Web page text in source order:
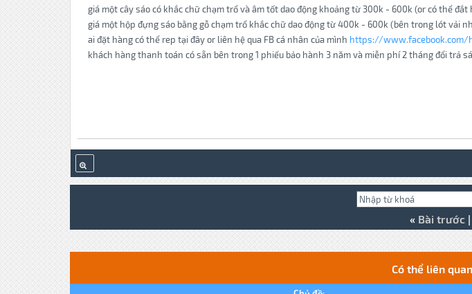
giá một cây sáo có khắc chữ chạm trổ và âm tốt dao động khoảng từ 300k - 600k (or có thể
giá một hộp đựng sáo bằng gỗ chạm trổ khắc chữ dao động từ 400k - 600k (bên trong lót vải
ai đặt hàng có thể rep tại đây or liên hệ qua FB cá nhân của mình https://www.facebook.com/
khách hàng thanh toán có sẵn bên trong 1 phiếu bảo hành 3 năm và miễn phí 2 tháng đổi trả
« Bài trước |
Có thể liên